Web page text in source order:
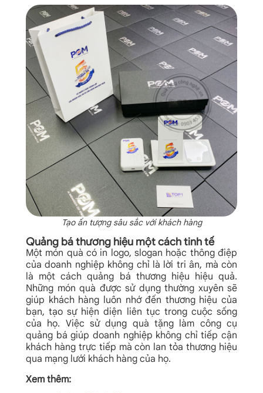
Tạo ấn tượng sâu sắc với khách hàng
Quảng bá thương hiệu một cách tinh tế
Một món quà có in logo, slogan hoặc thông điệp
của doanh nghiệp không chỉ là lời tri ân, mà còn
là một cách quảng bá thương hiệu hiệu quả.
Những món quà được sử dụng thường xuyên sẽ
giúp khách hàng luôn nhớ đến thương hiệu của
bạn, tạo sự hiện diện liên tục trong cuộc sống
của họ. Việc sử dụng quà tặng làm công cụ
quảng bá giúp doanh nghiệp không chỉ tiếp cận
khách hàng trực tiếp mà còn lan tỏa thương hiệu
qua mạng lưới khách hàng của họ.
Xem thêm: